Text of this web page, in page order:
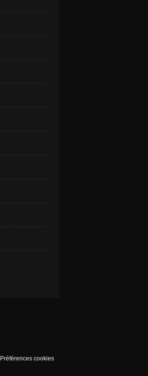
Préférences cookies